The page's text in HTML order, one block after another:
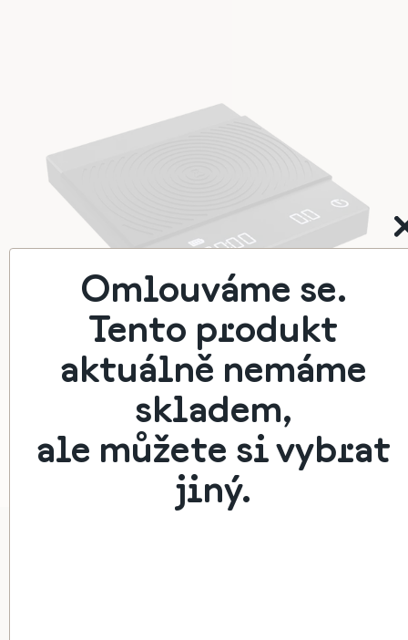
TIMEMORE BASIC 2.0 VÁHA
Stylová váha na espresso i filtr
1 299 Kč
Omlouváme se.
Tento produkt
aktuálně nemáme
skladem,
ale můžete si vybrat
jiný.